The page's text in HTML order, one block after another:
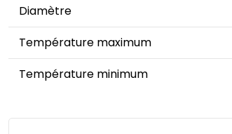
Diamètre
Température maximum
Température minimum